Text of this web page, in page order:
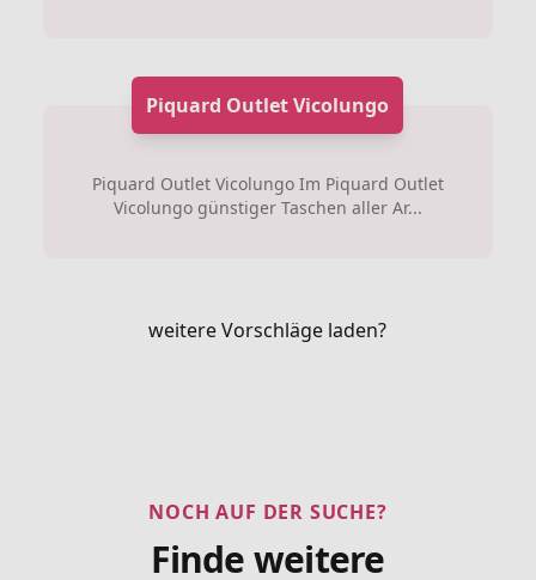
Piquard Outlet Vicolungo
Piquard Outlet Vicolungo Im Piquard Outlet
Vicolungo günstiger Taschen aller Ar...
weitere Vorschläge laden?
NOCH AUF DER SUCHE?
Finde weitere